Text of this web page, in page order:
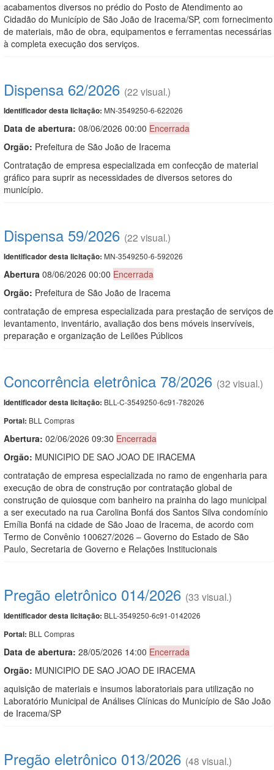
acabamentos diversos no prédio do Posto de Atendimento ao
Cidadão do Município de São João de Iracema/SP, com fornecimento
de materiais, mão de obra, equipamentos e ferramentas necessárias
à completa execução dos serviços.
Dispensa 62/2026 (22 visual.)
Identificador desta licitação: MN-3549250-6-622026
Data de abertura: 08/06/2026 00:00 Encerrada
Orgão: Prefeitura de São João de Iracema
Contratação de empresa especializada em confecção de material
gráfico para suprir as necessidades de diversos setores do
município.
Dispensa 59/2026 (22 visual.)
Identificador desta licitação: MN-3549250-6-592026
Abertura 08/06/2026 00:00 Encerrada
Orgão: Prefeitura de São João de Iracema
contratação de empresa especializada para prestação de serviços de
levantamento, inventário, avaliação dos bens móveis inservíveis,
preparação e organização de Leilões Públicos
Concorrência eletrônica 78/2026 (32 visual.)
Identificador desta licitação: BLL-C-3549250-6c91-782026
Portal: BLL Compras
Abertura: 02/06/2026 09:30 Encerrada
Orgão: MUNICIPIO DE SAO JOAO DE IRACEMA
contratação de empresa especializada no ramo de engenharia para
execução de obra de construção por contratação global de
construção de quiosque com banheiro na prainha do lago municipal
a ser executado na rua Carolina Bonfá dos Santos Silva condomínio
Emília Bonfá na cidade de São Joao de Iracema, de acordo com
Termo de Convênio 100627/2026 – Governo do Estado de São
Paulo, Secretaria de Governo e Relações Institucionais
Pregão eletrônico 014/2026 (33 visual.)
Identificador desta licitação: BLL-3549250-6c91-0142026
Portal: BLL Compras
Data de abertura: 28/05/2026 14:00 Encerrada
Orgão: MUNICIPIO DE SAO JOAO DE IRACEMA
aquisição de materiais e insumos laboratoriais para utilização no
Laboratório Municipal de Análises Clínicas do Município de São João
de Iracema/SP
Pregão eletrônico 013/2026 (48 visual.)